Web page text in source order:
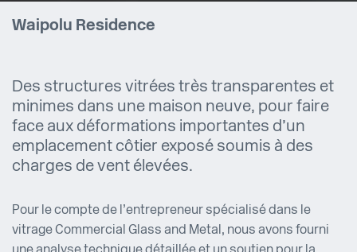
Waipolu Residence
Des structures vitrées très transparentes et
minimes dans une maison neuve, pour faire
face aux déformations importantes d’un
emplacement côtier exposé soumis à des
charges de vent élevées.
Pour le compte de l’entrepreneur spécialisé dans le
vitrage Commercial Glass and Metal, nous avons fourni